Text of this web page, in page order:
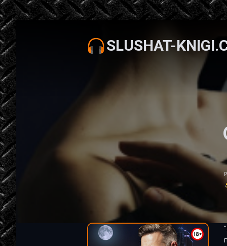
SLUSHAT-
"